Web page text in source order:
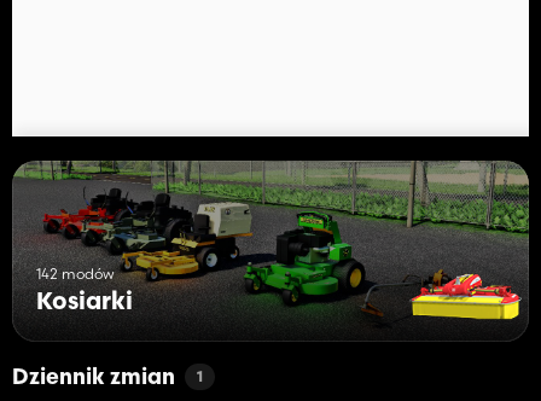
142 modów
Kosiarki
Dziennik zmian 1